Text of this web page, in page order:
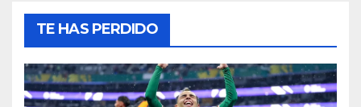
TE HAS PERDIDO